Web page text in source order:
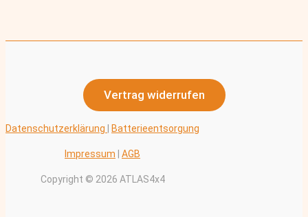
Vertrag widerrufen
Datenschutzerklärung Batterieentsorgung
Impressum AGB
Copyright © 2026 ATLAS4x4